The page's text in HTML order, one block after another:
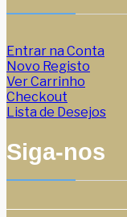
Entrar na Conta
Novo Registo
Ver Carrinho
Checkout
Lista de Desejos
Siga-nos